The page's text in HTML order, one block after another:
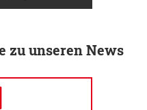
zu unseren News